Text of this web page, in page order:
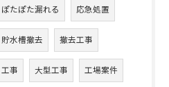
ぽたぽた漏れる 応急処置
貯水槽撤去 撤去工事
工事 大型工事 工場案件